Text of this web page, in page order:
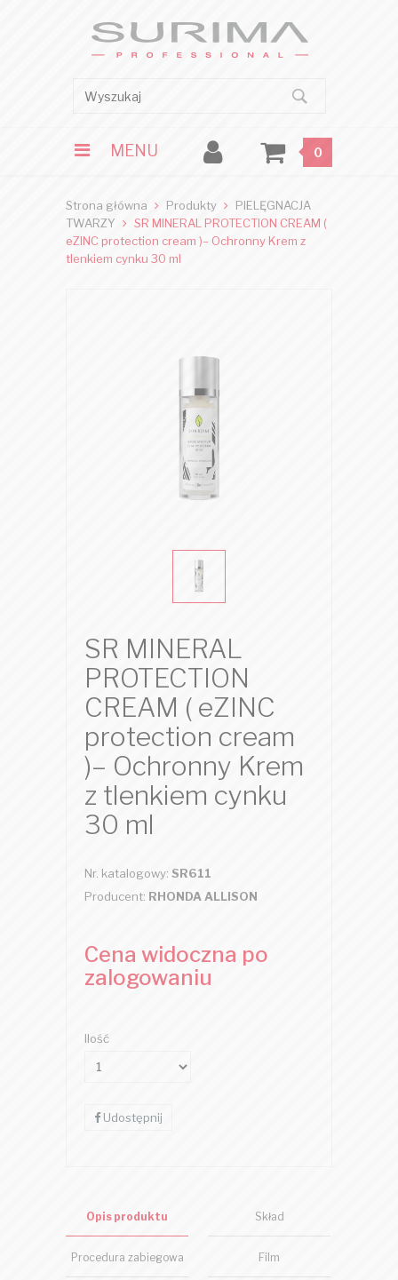
MENU 0
Strona główna Produkty
PIELĘGNACJA
TWARZY
SR MINERAL PROTECTION CREAM (
eZINC protection cream )– Ochronny Krem z
tlenkiem cynku 30 ml
SR MINERAL
PROTECTION
CREAM ( eZINC
protection cream
)– Ochronny Krem
z tlenkiem cynku
30 ml
Nr. katalogowy: SR611
Producent: RHONDA ALLISON
Cena widoczna po
zalogowaniu
Ilość
Udostępnij
Opis produktu Skład
Procedura zabiegowa Film